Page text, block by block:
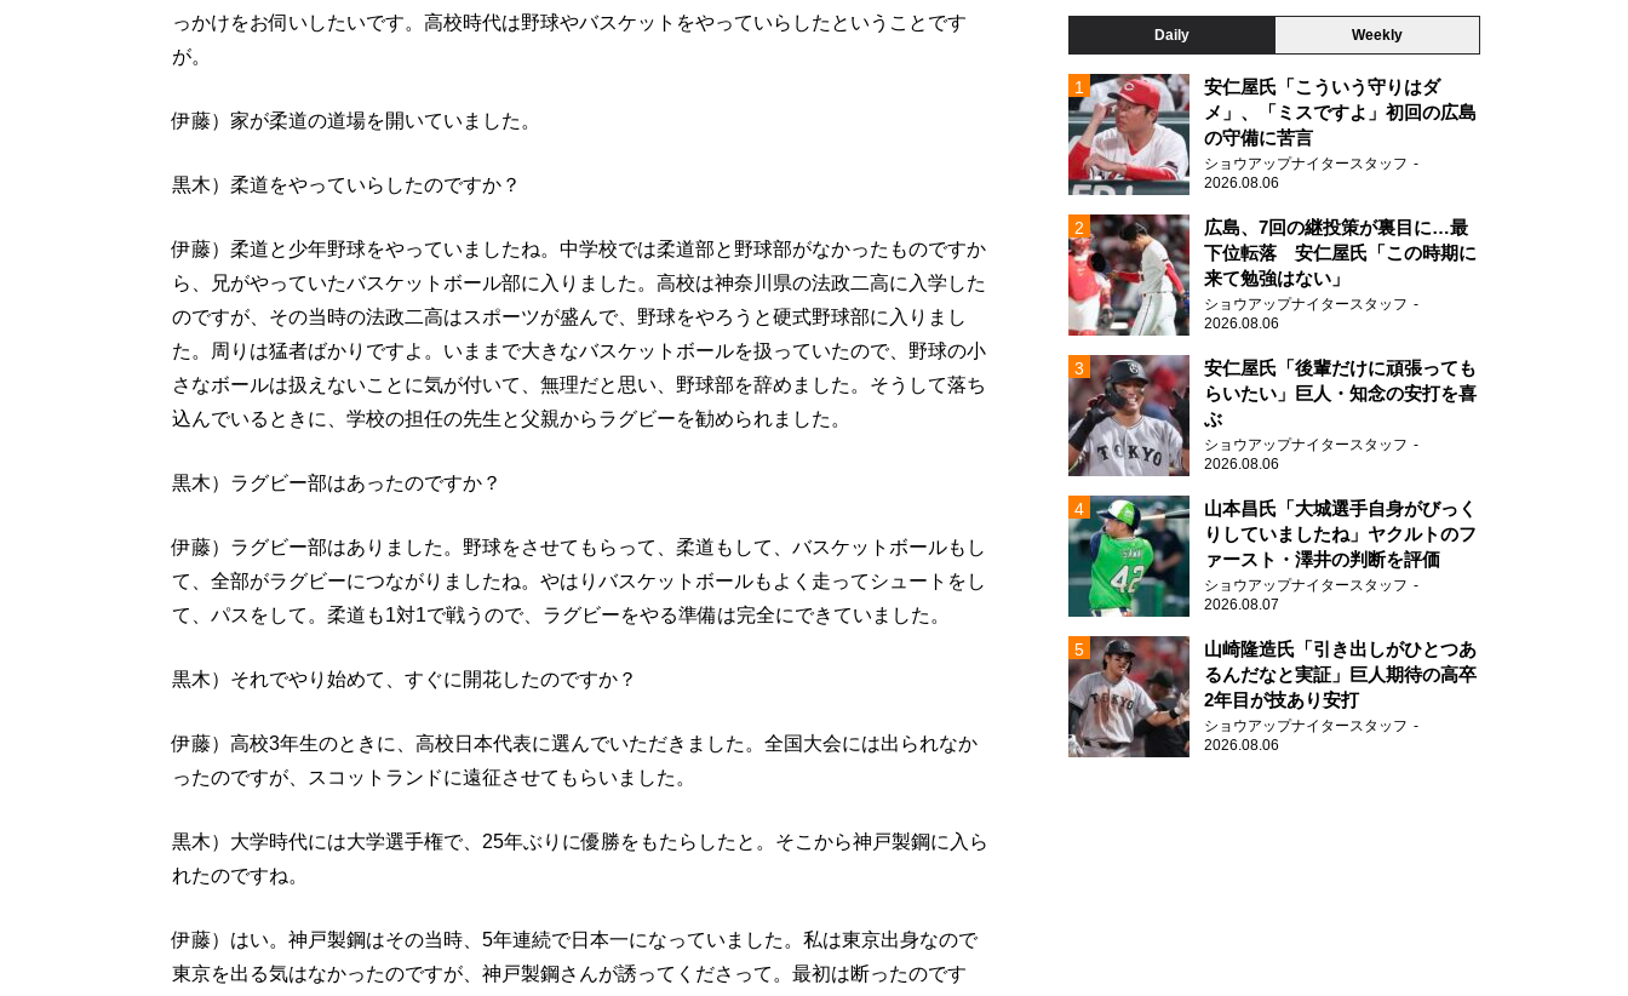
っかけをお伺いしたいです。高校時代は野球やバスケットをやっていらしたということです
が。
伊藤）家が柔道の道場を開いていました。
黒木）柔道をやっていらしたのですか？
伊藤）柔道と少年野球をやっていましたね。中学校では柔道部と野球部がなかったものですか
ら、兄がやっていたバスケットボール部に入りました。高校は神奈川県の法政二高に入学した
のですが、その当時の法政二高はスポーツが盛んで、野球をやろうと硬式野球部に入りまし
た。周りは猛者ばかりですよ。いままで大きなバスケットボールを扱っていたので、野球の小
さなボールは扱えないことに気が付いて、無理だと思い、野球部を辞めました。そうして落ち
込んでいるときに、学校の担任の先生と父親からラグビーを勧められました。
黒木）ラグビー部はあったのですか？
伊藤）ラグビー部はありました。野球をさせてもらって、柔道もして、バスケットボールもし
て、全部がラグビーにつながりましたね。やはりバスケットボールもよく走ってシュートをし
て、パスをして。柔道も1対1で戦うので、ラグビーをやる準備は完全にできていました。
黒木）それでやり始めて、すぐに開花したのですか？
伊藤）高校3年生のときに、高校日本代表に選んでいただきました。全国大会には出られなか
ったのですが、スコットランドに遠征させてもらいました。
黒木）大学時代には大学選手権で、25年ぶりに優勝をもたらしたと。そこから神戸製鋼に入ら
れたのですね。
伊藤）はい。神戸製鋼はその当時、5年連続で日本一になっていました。私は東京出身なので
東京を出る気はなかったのですが、神戸製鋼さんが誘ってくださって。最初は断ったのです
Daily Weekly
安仁屋氏「こういう守りはダ
メ」、「ミスですよ」初回の広島
の守備に苦言
ショウアップナイタースタッフ
2026.08.06
広島、7回の継投策が裏目に…最
下位転落 安仁屋氏「この時期に
来て勉強はない」
ショウアップナイタースタッフ
2026.08.06
安仁屋氏「後輩だけに頑張っても
らいたい」巨人・知念の安打を喜
ぶ
ショウアップナイタースタッフ
2026.08.06
山本昌氏「大城選手自身がびっく
りしていましたね」ヤクルトのフ
ァースト・澤井の判断を評価
ショウアップナイタースタッフ
2026.08.07
山崎隆造氏「引き出しがひとつあ
るんだなと実証」巨人期待の高卒
2年目が技あり安打
ショウアップナイタースタッフ
2026.08.06